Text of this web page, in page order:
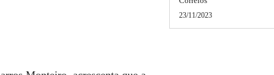
23/11/2023